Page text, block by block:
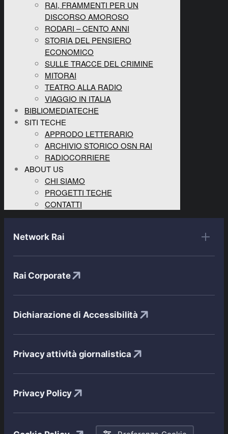
RAI, FRAMMENTI PER UN
DISCORSO AMOROSO
RODARI – CENTO ANNI
STORIA DEL PENSIERO
ECONOMICO
SULLE TRACCE DEL CRIMINE
MITORAI
TEATRO ALLA RADIO
VIAGGIO IN ITALIA
BIBLIOMEDIATECHE
SITI TECHE
APPRODO LETTERARIO
ARCHIVIO STORICO OSN RAI
RADIOCORRIERE
ABOUT US
CHI SIAMO
PROGETTI TECHE
CONTATTI